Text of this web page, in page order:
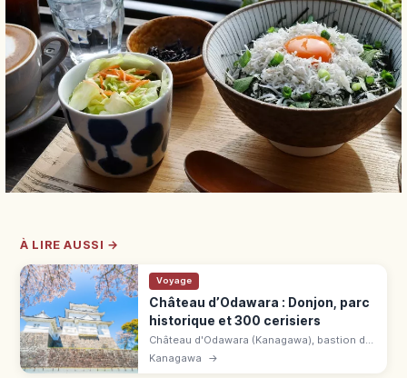
À LIRE AUSSI →
Voyage
Château d’Odawara : Donjon, parc
historique et 300 cerisiers
Château d'Odawara (Kanagawa), bastion du
clan Hōjō. Donjon 1960 avec vue sur la baie
de Sagami et le Fuji, cerisiers,
Kanagawa →